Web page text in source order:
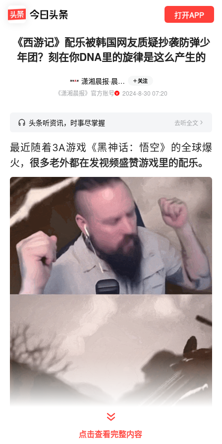
打开APP
《西游记》配乐被韩国网友质疑抄袭防弹少
年团？刻在你DNA里的旋律是这么产生的
潇湘晨报·晨视频 关注
《潇湘晨报》官方账号
  2024-8-30 07:20
头条听资讯，时事尽掌握 去听全文
最近随着3A游戏《黑神话：悟空》的全球爆
火， 很多老外都在发视频盛赞游戏里的配乐。
点击查看完整内容